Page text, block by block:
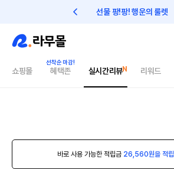
선물 팡!팡! 행운의 룰렛
쇼핑몰 혜택존 실시간리뷰 리워드
바로 사용 가능한 적립금 26,560원을 적립